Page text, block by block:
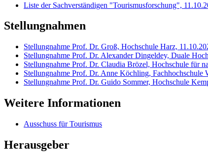
Liste der Sachverständigen "Tourismusforschung",
Stellungnahmen
Stellungnahme Prof. Dr. Groß, Hochschule Harz,
Stellungnahme Prof. Dr. Alexander Dingeldey, Duale
Stellungnahme Prof. Dr. Claudia Brözel, Hochschule für
Stellungnahme Prof. Dr. Anne Köchling, Fachhochschule
Stellungnahme Prof. Dr. Guido Sommer, Hochschule
Weitere Informationen
Ausschuss für Tourismus
Herausgeber